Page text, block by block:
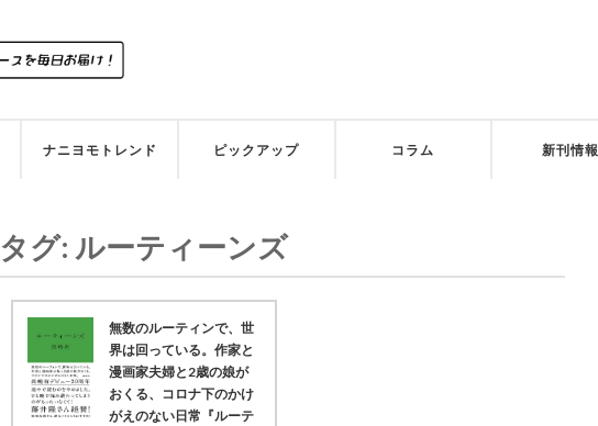
ナニヨモトレンド ピックアップ コラム 新刊情報
タグ: ルーティーンズ
無数のルーティンで、世
界は回っている。作家と
漫画家夫婦と2歳の娘が
おくる、コロナ下のかけ
がえのない日常『ルーテ